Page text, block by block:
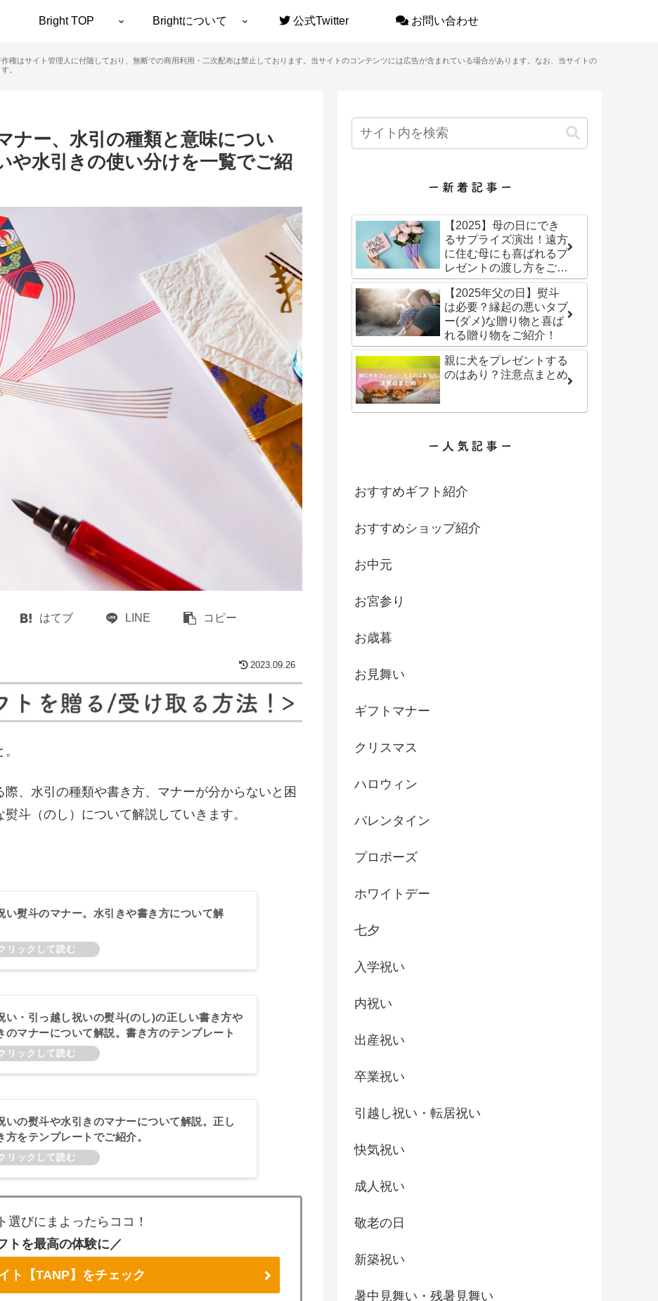
Bright TOP Brightについて 公式Twitter お問い合わせ
権はサイト管理人に付随しており、無断での商用利用・二次配布は禁止しております。当サイトのコンテンツには広告が含まれている場合があります。なお、当サイトの
。
ナー、水引の種類と意味につい
や水引きの使い分けを一覧でご紹
はてブ LINE コピー
2023.09.26
、水引の種類や書き方、マナーが分からないと困
斗（のし）について解説していきます。
い熨斗のマナー。水引きや書き方について解
い・引っ越し祝いの熨斗(のし)の正しい書き方や
のマナーについて解説。書き方のテンプレート
介！
いの熨斗や水引きのマナーについて解説。正し
方をテンプレートでご紹介。
選びにまよったらココ！
トを最高の体験に／
ト【TANP】をチェック
【2025】母の日にでき
るサプライズ演出！遠方
に住む母にも喜ばれるプ
レゼントの渡し方をご紹
介！
【2025年父の日】熨斗
は必要？縁起の悪いタブ
ー(ダメ)な贈り物と喜ば
れる贈り物をご紹介！
親に犬をプレゼントする
のはあり？注意点まとめ
おすすめギフト紹介
おすすめショップ紹介
お中元
お宮参り
お歳暮
お見舞い
ギフトマナー
クリスマス
ハロウィン
バレンタイン
プロポーズ
ホワイトデー
七夕
入学祝い
内祝い
出産祝い
卒業祝い
引越し祝い・転居祝い
快気祝い
成人祝い
敬老の日
新築祝い
暑中見舞い・残暑見舞い